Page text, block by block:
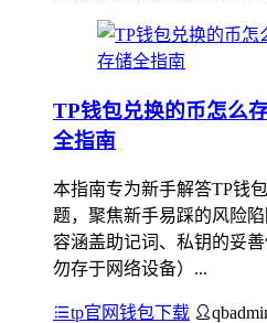
TP钱包兑换的币怎么
全指南
本指南专为新手解答TP钱
题，聚焦新手易踩的风险
容涵盖助记词、私钥的妥
勿存于网络设备）...
tp官网钱包下载